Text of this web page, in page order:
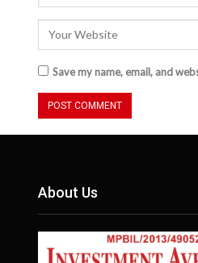
Save my name, email, and
About Us